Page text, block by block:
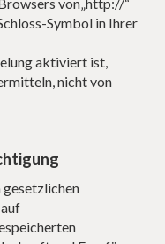
Symbol in Ihrer
aktiviert ist,
nicht von
gesetzlichen